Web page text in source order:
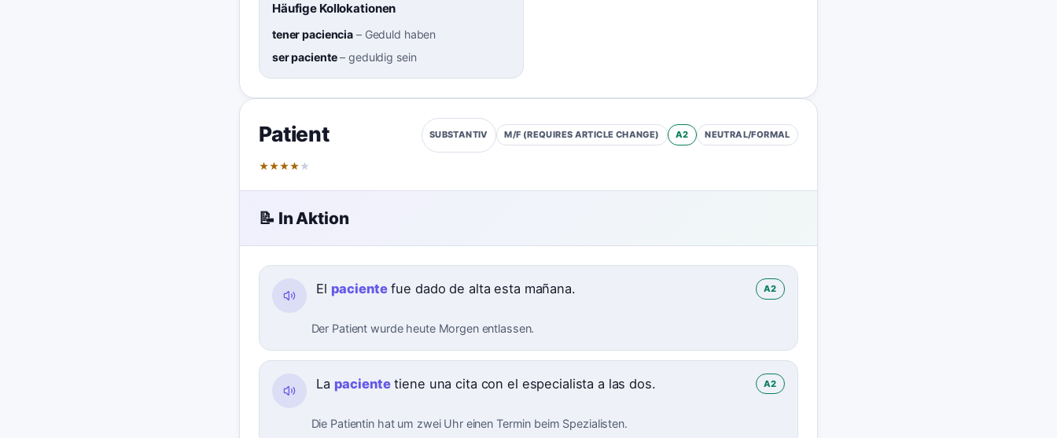
Häufige Kollokationen
tener paciencia – Geduld haben
ser paciente–geduldig sein
Patient SUBSTANTIV M/F (REQUIRES ARTICLE CHANGE) A2 NEUTRAL/FORMAL
★★★★ ★
📝 In Aktion
El pacientefue dado de alta esta mañana. A2
Der Patient wurde heute Morgen entlassen.
La pacientetiene una cita con el especialista a las dos. A2
Die Patientin hat um zwei Uhr einen Termin beim Spezialisten.